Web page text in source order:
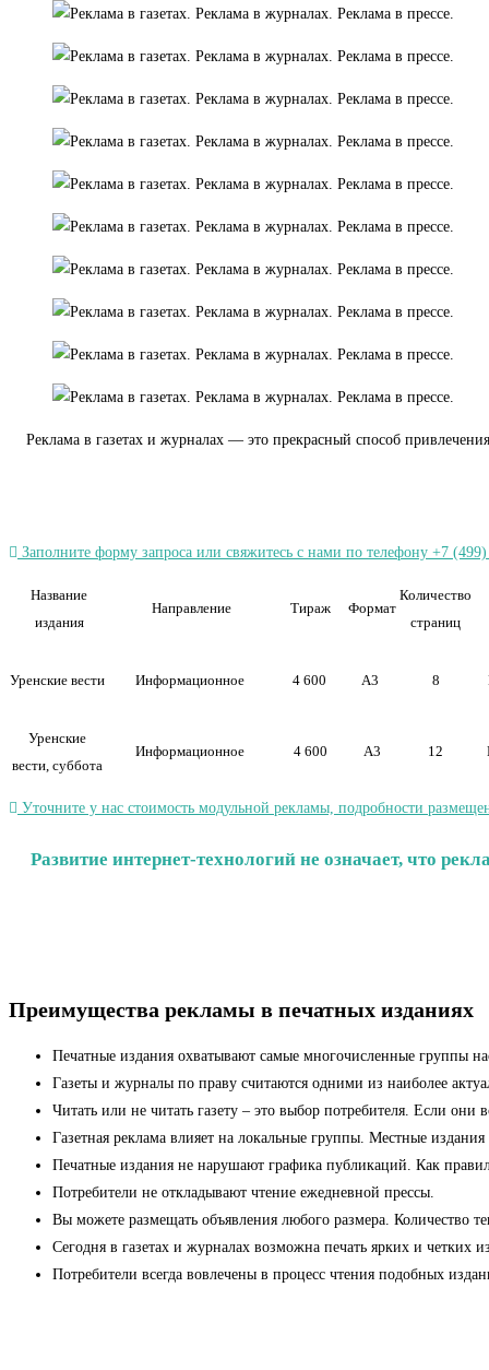
Реклама в газетах и журналах — это прекрасный способ
Заполните форму запроса или свяжитесь с нами по телефону +7
Название
издания
Направление Тираж Формат
Количество
страниц
Уренские вести Информационное 4 600 А3 8
Уренские
вести, суббота
Информационное 4 600 А3 12
Уточните у нас стоимость модульной рекламы, подробности
Развитие интернет-технологий не означает, что
Преимущества рекламы в печатных изданиях
Печатные издания охватывают самые многочисленные группы
Газеты и журналы по праву считаются одними из наиболее
Читать или не читать газету – это выбор потребителя. Если
Газетная реклама влияет на локальные группы. Местные
Печатные издания не нарушают графика публикаций. Как
Потребители не откладывают чтение ежедневной прессы.
Вы можете размещать объявления любого размера. Количество
Сегодня в газетах и журналах возможна печать ярких и четких
Потребители всегда вовлечены в процесс чтения подобных